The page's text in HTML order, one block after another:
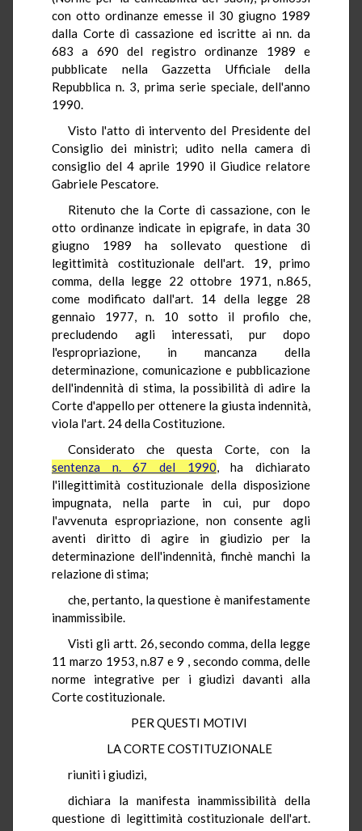
con otto ordinanze emesse il 30 giugno 1989
dalla Corte di cassazione ed iscritte ai nn. da
683 a 690 del registro ordinanze 1989 e
pubblicate nella Gazzetta Ufficiale della
Repubblica n. 3, prima serie speciale, dell'anno
1990.
Visto l'atto di intervento del Presidente del
Consiglio dei ministri; udito nella camera di
consiglio del 4 aprile 1990 il Giudice relatore
Gabriele Pescatore.
Ritenuto che la Corte di cassazione, con le
otto ordinanze indicate in epigrafe, in data 30
giugno 1989 ha sollevato questione di
legittimità costituzionale dell'art. 19, primo
comma, della legge 22 ottobre 1971, n.865,
come modificato dall'art. 14 della legge 28
gennaio 1977, n. 10 sotto il profilo che,
precludendo agli interessati, pur dopo
l'espropriazione, in mancanza della
determinazione, comunicazione e pubblicazione
dell'indennità di stima, la possibilità di adire la
Corte d'appello per ottenere la giusta indennità,
viola l'art. 24 della Costituzione.
Considerato che questa Corte, con la
sentenza n. 67 del 1990, ha dichiarato
l'illegittimità costituzionale della disposizione
impugnata, nella parte in cui, pur dopo
l'avvenuta espropriazione, non consente agli
aventi diritto di agire in giudizio per la
determinazione dell'indennità, finchè manchi la
relazione di stima;
che, pertanto, la questione è manifestamente
inammissibile.
Visti gli artt. 26, secondo comma, della legge
11 marzo 1953, n.87 e 9 , secondo comma, delle
norme integrative per i giudizi davanti alla
Corte costituzionale.
PER QUESTI MOTIVI
LA CORTE COSTITUZIONALE
riuniti i giudizi,
dichiara la manifesta inammissibilità della
questione di legittimità costituzionale dell'art.